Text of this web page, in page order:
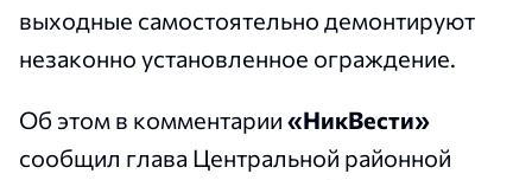
выходные самостоятельно демонтируют
незаконно установленное ограждение.
Об этом в комментарии «НикВести»
сообщил глава Центральной районной